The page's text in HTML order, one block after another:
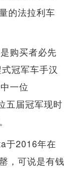
的法拉利车
购买者必先
冠军车手汉
一位
五届冠军现时
于2016年在
，可说是有钱